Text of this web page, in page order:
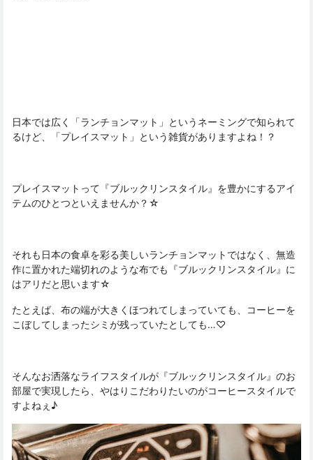
日本では広く「ランチョンマット」というネーミングで知られて
るけど、「プレイスマット」という雑貨がありますよね！？
プレイスマットって『ブルックリンスタイル』を豊かにするアイ
テムのひとつといえませんか？☆
それも日本の食卓を彩る美しいランチョンマットではなく、無造
作に置かれた端切れのような布でも『ブルックリンスタイル』に
はアリだと思います☆
たとえば、布の端が大きくほつれてしまっていても、コーヒーを
こぼしてしまったシミが残っていたとしても…♡
そんなお洒落なライフスタイルが『ブルックリンスタイル』のお
部屋で実現したら、やはりこだわりたいのがコーヒースタイルで
すよねぇ♪